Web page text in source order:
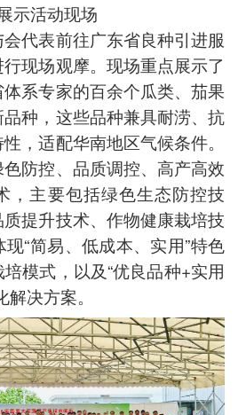
示活动现场
代表前往广东省良种引进服
现场观摩。现场重点展示了
系专家的百余个瓜类、茄果
种，这些品种兼具耐涝、抗
，适配华南地区气候条件。
防控、品质调控、高产高效
，主要包括绿色生态防控技
提升技术、作物健康栽培技
“简易、低成本、实用”特色
模式，以及“优良品种+实用
决方案。